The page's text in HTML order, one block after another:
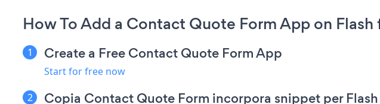
How To Add a Contact Quote Form App on Flash
Create a Free Contact Quote Form App
Start for free now
Copia Contact Quote Form incorpora snippet per